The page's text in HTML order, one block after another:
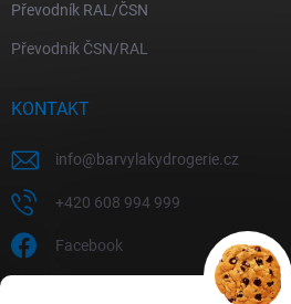
Převodník RAL/ČSN
Převodník ČSN/RAL
KONTAKT
info@barvylakydrogerie.cz
+420 608 994 999
Facebook